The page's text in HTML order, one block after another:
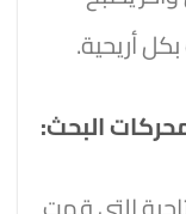
أريحية.
البحث: